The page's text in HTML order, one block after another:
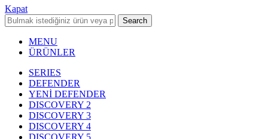
Kapat
Search
MENU
ÜRÜNLER
SERIES
DEFENDER
YENİ DEFENDER
DISCOVERY 2
DISCOVERY 3
DISCOVERY 4